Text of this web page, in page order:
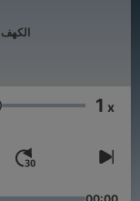
5 - Al-Kahf الكهف
Ses 1 x